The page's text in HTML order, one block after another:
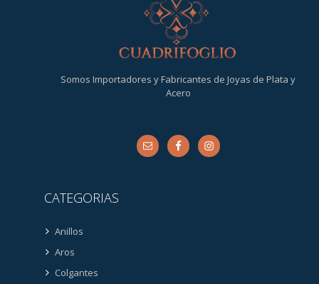
Somos Importadores y Fabricantes de Joyas de Plata y
Acero
CATEGORIAS
Anillos
Aros
Colgantes